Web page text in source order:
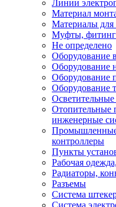
Линии
Материал
Материалы
Муфты,
Не определено
Оборудование
Оборудование
Оборудование
Оборудование
Осветительные
Отопительные
инженерные
Промышленные
контроллеры
Пункты
Рабочая
Радиаторы,
Разъемы
Система
Система